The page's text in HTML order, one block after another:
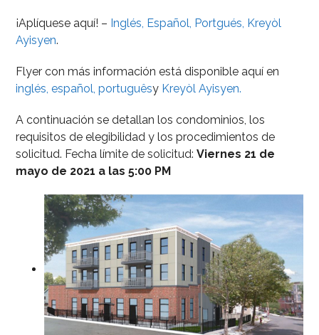
¡Aplíquese aquí! – Inglés, Español, Portgués, Kreyòl
Ayisyen.
Flyer con más información está disponible aquí en
inglés, español, portuguêsy Kreyòl Ayisyen.
A continuación se detallan los condominios, los
requisitos de elegibilidad y los procedimientos de
solicitud. Fecha límite de solicitud:Viernes 21 de
mayo de 2021 a las 5:00 PM